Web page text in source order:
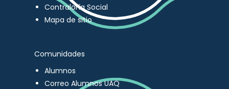
Contraloría Social
Mapa de sitio
Comunidades
Alumnos
Correo Alumnos UAQ